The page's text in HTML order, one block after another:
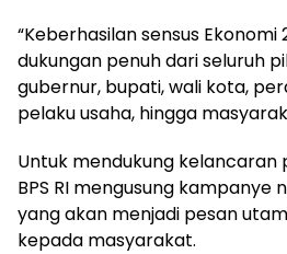
“Keberhasilan sensus
dukungan penuh dari seluruh
gubernur, bupati, wali kota,
pelaku usaha, hingga
Untuk mendukung kelancaran
BPS RI mengusung kampanye
yang akan menjadi pesan
kepada masyarakat.